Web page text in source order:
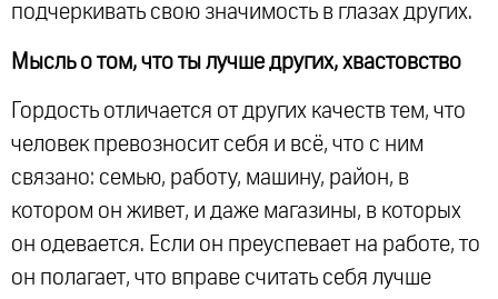
подчеркивать свою значимость в глазах других.
Мысль о том, что ты лучше других, хвастовство
Гордость отличается от других качеств тем, что
человек превозносит себя и всё, что с ним
связано: семью, работу, машину, район, в
котором он живет, и даже магазины, в которых
он одевается. Если он преуспевает на работе, то
он полагает, что вправе считать себя лучше